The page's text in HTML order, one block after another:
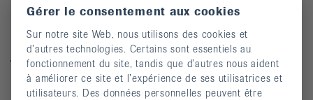
Prévention des chutes
Publications
Vidéos
Lettre d’information
Gérer le consentement aux cookies
Sur notre site Web, nous utilisons des cookies et
d’autres technologies. Certains sont essentiels au
fonctionnement du site, tandis que d’autres nous aident
à améliorer ce site et l’expérience de ses utilisatrices et
utilisateurs. Des données personnelles peuvent être